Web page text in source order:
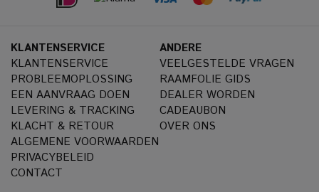
KLANTENSERVICE
KLANTENSERVICE
PROBLEEMOPLOSSING
EEN AANVRAAG DOEN
LEVERING & TRACKING
KLACHT & RETOUR
ALGEMENE VOORWAARDEN
PRIVACYBELEID
CONTACT
ANDERE
VEELGESTELDE VRAGEN
RAAMFOLIE GIDS
DEALER WORDEN
CADEAUBON
OVER ONS